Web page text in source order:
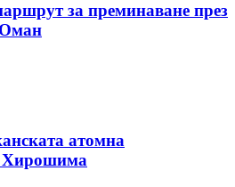
за преминаване през
атомна
Хирошима